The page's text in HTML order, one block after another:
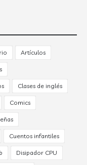
Artículos
Clases de inglés
Comics
Cuentos infantiles
Disipador CPU